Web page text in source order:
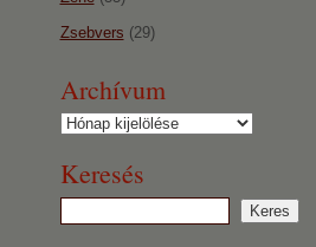
Zsebvers (29)
Archívum
Archívum
Keresés